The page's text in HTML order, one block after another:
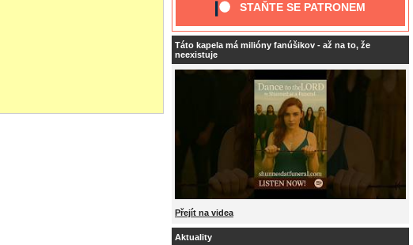
STAŇTE SE PATRONEM
Táto kapela má milióny fanúšikov - až na to, že
neexistuje
Přejít na videa
Aktuality